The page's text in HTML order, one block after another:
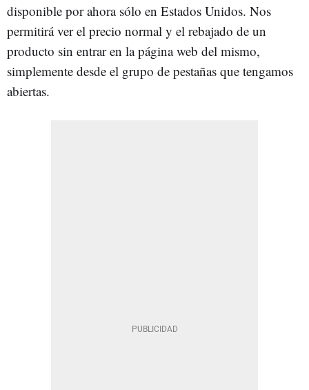
disponible por ahora sólo en Estados Unidos. Nos
permitirá ver el precio normal y el rebajado de un
producto sin entrar en la página web del mismo,
simplemente desde el grupo de pestañas que tengamos
abiertas.